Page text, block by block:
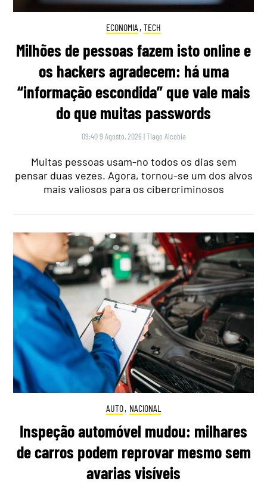
ECONOMIA , TECH
Milhões de pessoas fazem isto online e
os hackers agradecem: há uma
“informação escondida” que vale mais
do que muitas passwords
09:40 9 Agosto, 2026 |Tiago Alcobia
Muitas pessoas usam-no todos os dias sem
pensar duas vezes. Agora, tornou-se um dos alvos
mais valiosos para os cibercriminosos
AUTO, NACIONAL
Inspeção automóvel mudou: milhares
de carros podem reprovar mesmo sem
avarias visíveis